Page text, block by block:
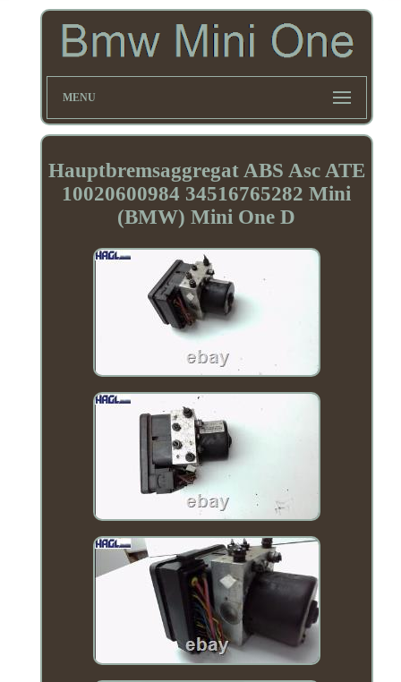
MENU
Hauptbremsaggregat ABS Asc ATE
10020600984 34516765282 Mini
(BMW) Mini One D